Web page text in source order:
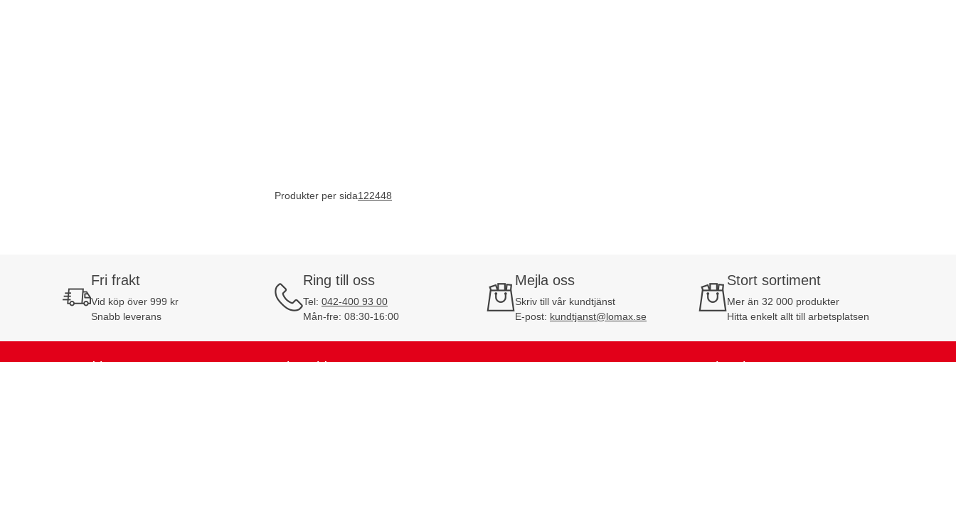
Produkter per sida122448
Fri frakt
Vid köp över 999 kr
Snabb leverans
Ring till oss
Tel: 042-400 93 00
Mån-fre: 08:30-16:00
Mejla oss
Skriv till vår kundtjänst
E-post: kundtjanst@lomax.se
Stort sortiment
Mer än 32 000 produkter
Hitta enkelt allt till arbetsplatsen
Kundtjänst Mina sidor Om Lomax Nyhetsbrev